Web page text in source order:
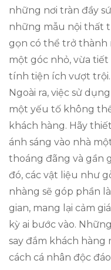
những nơi tràn đầy
những mẫu nội thất
gọn có thể trở thành
một góc nhỏ, vừa
tính tiện ích vượt trội.
Ngoài ra, việc sử
một yếu tố không
khách hàng. Hãy
ánh sáng vào nhà
thoáng đãng và gần
đó, các vật liệu như
nhàng sẽ góp phần
gian, mang lại cảm
kỳ ai bước vào.
say đắm khách
cách cá nhân độc